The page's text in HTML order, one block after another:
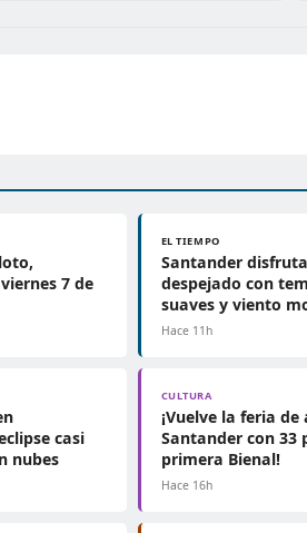
7 de
EL TIEMPO
Santander
despejado con
suaves y viento
Hace 11h
casi
nubes
CULTURA
¡Vuelve la feria
Santander con 33
primera Bienal!
Hace 16h